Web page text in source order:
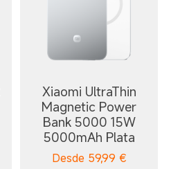
Xiaomi UltraThin
Magnetic Power
Bank 5000 15W
5000mAh Plata
Desde 59,99 €